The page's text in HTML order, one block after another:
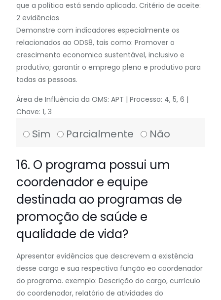
que a política está sendo aplicada. Critério de aceite:
2 evidências
Demonstre com indicadores especialmente os
relacionados ao ODS8, tais como: Promover o
crescimento economico sustentável, inclusivo e
produtivo; garantir o emprego pleno e produtivo para
todas as pessoas.
Área de Influência da OMS: APT | Processo: 4, 5, 6 |
Chave: 1, 3
Sim Parcialmente Não
16. O programa possui um
coordenador e equipe
destinada ao programas de
promoção de saúde e
qualidade de vida?
Apresentar evidências que descrevem a existência
desse cargo e sua respectiva função eo coordenador
do programa. exemplo: Descrição do cargo, currículo
do coordenador, relatório de atividades do